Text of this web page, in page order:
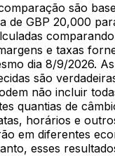
são
de GBP 20,000
e taxas
dia 8/9/2026.
são
não incluir
quantias de
horários e
em diferentes
esses